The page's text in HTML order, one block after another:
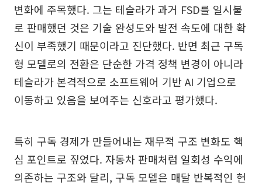
변화에 주목했다. 그는 테슬라가 과거 FSD를 일시불
로 판매했던 것은 기술 완성도와 발전 속도에 대한 확
신이 부족했기 때문이라고 진단했다. 반면 최근 구독
형 모델로의 전환은 단순한 가격 정책 변경이 아니라
테슬라가 본격적으로 소프트웨어 기반 AI 기업으로
이동하고 있음을 보여주는 신호라고 평가했다.
특히 구독 경제가 만들어내는 재무적 구조 변화도 핵
심 포인트로 짚었다. 자동차 판매처럼 일회성 수익에
의존하는 구조와 달리, 구독 모델은 매달 반복적인 현